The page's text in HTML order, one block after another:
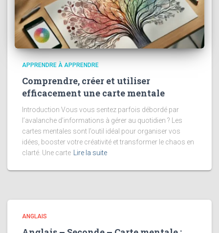
APPRENDRE À APPRENDRE
Comprendre, créer et utiliser
efficacement une carte mentale
Introduction Vous vous sentez parfois débordé par
l’avalanche d’informations à gérer au quotidien ? Les
cartes mentales sont l’outil idéal pour organiser vos
idées, booster votre créativité et transformer le chaos en
clarté. Une carte
Lire la suite
ANGLAIS